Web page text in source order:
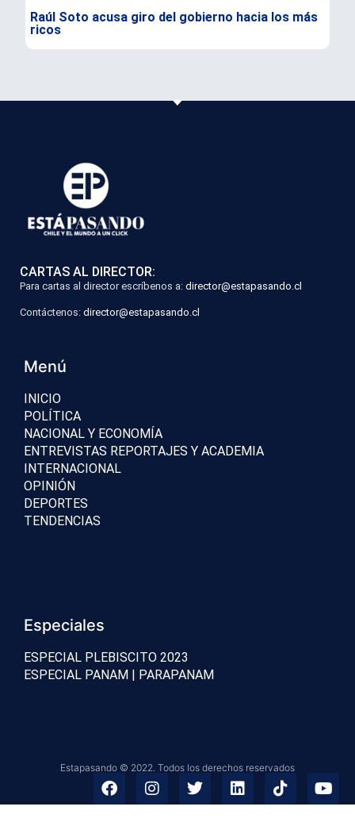
Raúl Soto acusa giro del gobierno hacia los más
ricos
CARTAS AL DIRECTOR:
Para cartas al director escríbenos a: director@estapasando.cl
Contáctenos: director@estapasando.cl
Menú
INICIO
POLÍTICA
NACIONAL Y ECONOMÍA
ENTREVISTAS REPORTAJES Y ACADEMIA
INTERNACIONAL
OPINIÓN
DEPORTES
TENDENCIAS
Especiales
ESPECIAL PLEBISCITO 2023
ESPECIAL PANAM | PARAPANAM
Estapasando © 2022. Todos los derechos reservados